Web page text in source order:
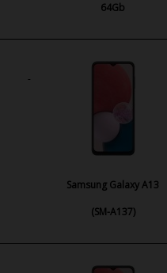
64Gb
Samsung Galaxy A13
(SM-A137)